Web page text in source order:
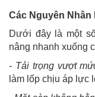
Các Nguyên Nhân
Dưới đây là một
nâng nhanh xuống
- Tải trọng vượt
làm lốp chịu áp lực